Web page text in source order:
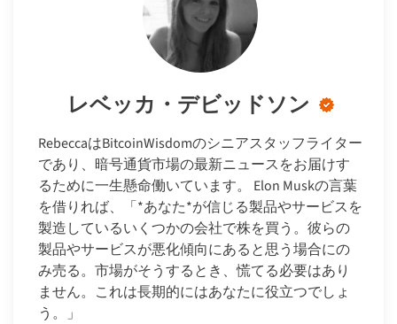
レベッカ・デビッドソン
RebeccaはBitcoinWisdomのシニアスタッフライター
であり、暗号通貨市場の最新ニュースをお届けす
るために一生懸命働いています。 Elon Muskの言葉
を借りれば、「*あなた*が信じる製品やサービスを
製造しているいくつかの会社で株を買う。彼らの
製品やサービスが悪化傾向にあると思う場合にの
み売る。市場がそうするとき、慌てる必要はあり
ません。これは長期的にはあなたに役立つでしょ
う。」